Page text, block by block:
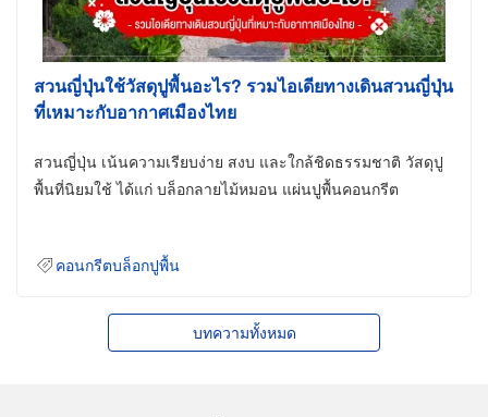
สวนญี่ปุ่นใช้วัสดุปูพื้นอะไร? รวมไอเดียทางเดินสวนญี่ปุ่น
ที่เหมาะกับอากาศเมืองไทย
สวนญี่ปุ่น เน้นความเรียบง่าย สงบ และใกล้ชิดธรรมชาติ วัสดุปู
พื้นที่นิยมใช้ ได้แก่ บล็อกลายไม้หมอน แผ่นปูพื้นคอนกรีต
คอนกรีตบล็อกปูพื้น
บทความทั้งหมด